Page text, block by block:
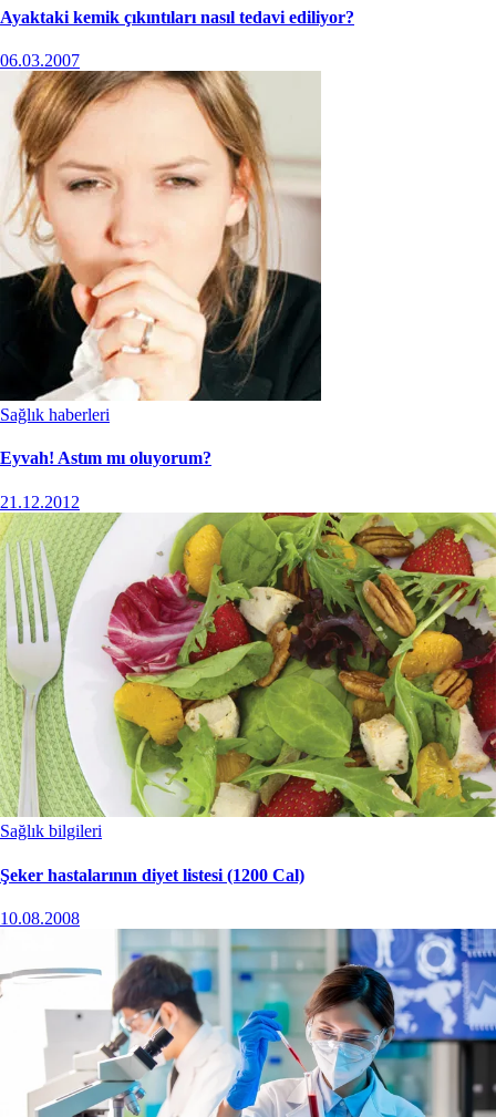
Ayaktaki kemik çıkıntıları nasıl tedavi ediliyor?
06.03.2007
Sağlık haberleri
Eyvah! Astım mı oluyorum?
21.12.2012
Sağlık bilgileri
Şeker hastalarının diyet listesi (1200 Cal)
10.08.2008